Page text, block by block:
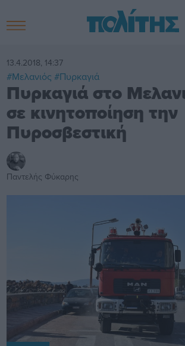
13.4.2018, 14:37
#Μελανιός #Πυρκαγιά
Πυρκαγιά στο
σε κινητοποίηση την
Πυροσβεστική
Παντελής Φύκαρης